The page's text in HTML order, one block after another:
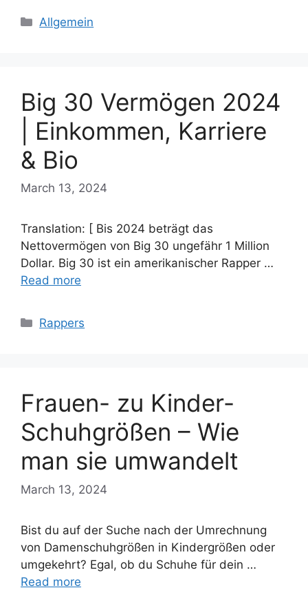
Categories
Allgemein
Big 30 Vermögen 2024
| Einkommen, Karriere
& Bio
March 13, 2024
Translation: [ Bis 2024 beträgt das
Nettovermögen von Big 30 ungefähr 1 Million
Dollar. Big 30 ist ein amerikanischer Rapper …
Read more
Categories
Rappers
Frauen- zu Kinder-
Schuhgrößen – Wie
man sie umwandelt
March 13, 2024
Bist du auf der Suche nach der Umrechnung
von Damenschuhgrößen in Kindergrößen oder
umgekehrt? Egal, ob du Schuhe für dein …
Read more